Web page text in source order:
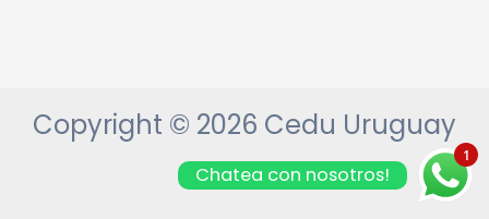
Copyright © 2026 Cedu Uruguay
1
Chatea con nosotros!